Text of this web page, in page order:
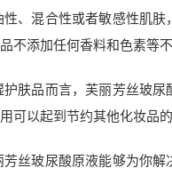
、混合性或者敏感性肌
添加任何香料和色素等
肤品而言，芙丽芳丝玻尿
可以起到节约其他化妆品的
丝玻尿酸原液能够为你